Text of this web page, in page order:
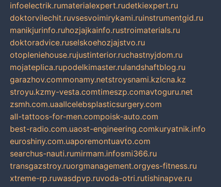
infoelectrik.rumaterialexpert.rudetkiexpert.ru
doktorvilechit.ruvsesvoimirykami.ruinstrumentgid.ru
manikjurinfo.ruhozjajkainfo.rustroimaterials.ru
doktoradvice.ruselskoehozjajstvo.ru
otopleniehouse.rujustinterior.ruchastnyjdom.ru
mojateplica.rupodelkimaster.rulandshaftblog.ru
garazhov.commonamy.netstroysnami.kzlcna.kz
stroyu.kzmy-vesta.comtimeszp.comavtoguru.net
zsmh.com.uaallcelebsplasticsurgery.com
all-tattoos-for-men.compoisk-auto.com
best-radio.com.uaost-engineering.comkuryatnik.info
euroshiny.com.uaporemontuavto.com
searchus-nauti.rumirmam.infosmi366.ru
transgazstroy.ruorgmanagement.orgyes-fitness.ru
xtreme-rp.ruwasdpvp.ruvoda-otri.rutishinapve.ru